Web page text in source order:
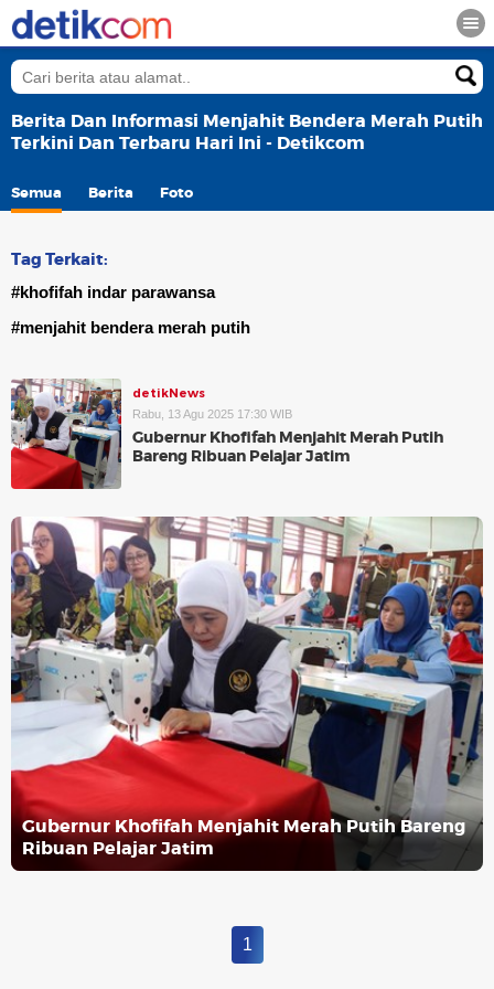
Berita Dan Informasi Menjahit Bendera Merah Putih
Terkini Dan Terbaru Hari Ini - Detikcom
Semua Berita Foto
Tag Terkait:
#khofifah indar parawansa
#menjahit bendera merah putih
detikNews
Rabu, 13 Agu 2025 17:30 WIB
Gubernur Khofifah Menjahit Merah Putih
Bareng Ribuan Pelajar Jatim
Gubernur Khofifah Menjahit Merah Putih Bareng
Ribuan Pelajar Jatim
1